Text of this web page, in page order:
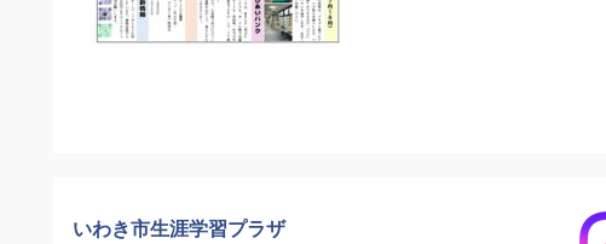
いわき市生涯学習プラザ